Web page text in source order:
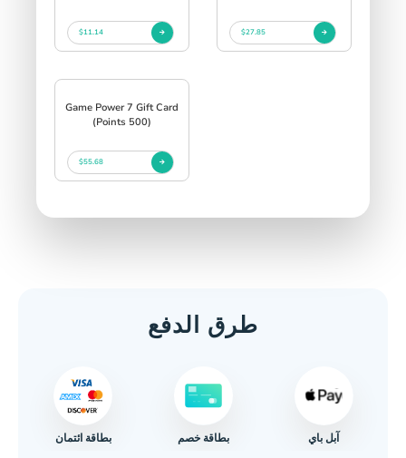
$11.14 $27.85
Game Power 7 Gift Card
(Points 500)
$55.68
طرق الدفع
بطاقة ائتمان بطاقة خصم آبل باي